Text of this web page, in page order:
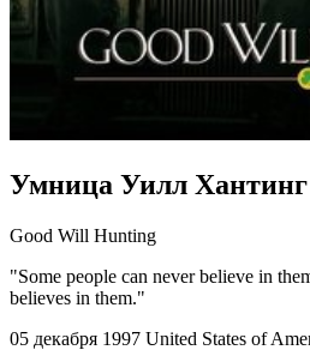
Умница Уилл Хантинг
Good Will Hunting
"Some people can never believe in
believes in them."
05 декабря 1997 United States of